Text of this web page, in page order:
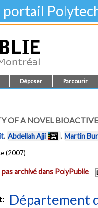
portail
Déposer Parcourir
OF A NOVEL
, Abdellah Ajji , Martin
(2007)
archivé dans PolyPublie
Département